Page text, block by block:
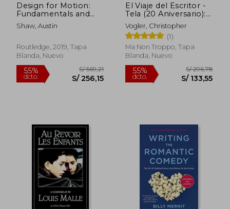
Design for Motion:
Fundamentals and
Techniques of Motion
Design (en Inglés)
Shaw, Austin
Routledge, 2019, Tapa
Blanda, Nuevo
El Viaje del Escritor -
Tela (20 Aniversario):
Las Estructuras
Míticas Para
Escritores, Guionistas,
Dramaturgos Y
Novelistas
Vogler, Christopher
(1)
Ma Non Troppo, Tapa
Blanda, Nuevo